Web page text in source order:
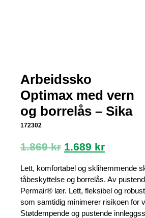
Arbeidssko
Optimax med vern
og borrelås – Sika
172302
1.869kr Opprinnelig
var:
1.869 kr.
1.689 kr
er:
1.689
Lett, komfortabel og sklihemmende
tåbeskyttelse og borrelås. Av
Permair® lær. Lett, fleksibel og
som samtidig minimerer risikoen for
Støtdempende og pustende